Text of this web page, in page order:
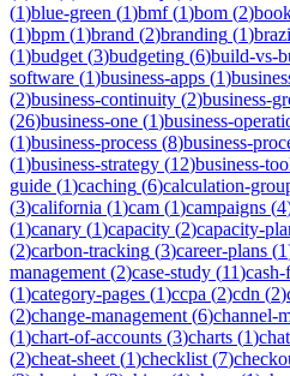
(1)blue-green (1)bmf(1)bom (2)
(1)bpm (1)brand (2)branding (1)
(1)budget (3)budgeting (6)build-vs-
software (1)business-apps (1)
(2)business-continuity (2)business-
(26)business-one (1)business-
(1)business-process (8)business-
(1)business-strategy (12)business-
guide (1)caching (6)calculation-
(3)california (1)cam (1)campaigns (4
(1)canary (1)capacity (2)capacity-
(2)carbon-tracking (3)career-plans (1
management (2)case-study (11)
(1)category-pages (1)ccpa (2)cdn (2)
(2)change-management (6)channel-
(1)chart-of-accounts (3)charts (1)
(2)cheat-sheet (1)checklist (7)